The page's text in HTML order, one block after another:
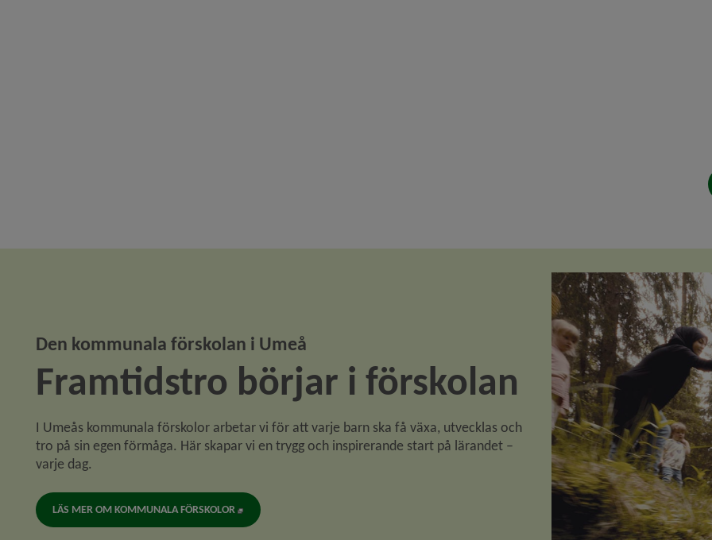
Den kommunala förskolan i Umeå
Framtidstro börjar i förskolan
I Umeås kommunala förskolor arbetar vi för att varje barn ska få växa, utvecklas och
tro på sin egen förmåga. Här skapar vi en trygg och inspirerande start på lärandet –
varje dag.
LÄS MER OM KOMMUNALA FÖRSKOLOR